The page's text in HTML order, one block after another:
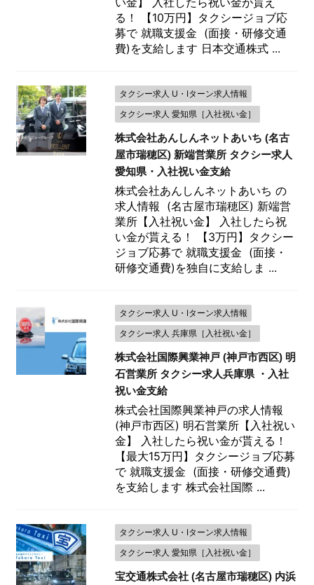
る！ 【10万円】タクシージョブ応
募で 就職支援金 (面接・研修交通
費)を支給します 日本交通株式 ...
タクシー求人 U・Iターン求人情報
タクシー求人 愛知県［入社祝い金］
株式会社あんしんネットあいち (名古
屋市瑞穂区) 新端営業所 タクシー求人
愛知県・入社祝い金支給
株式会社あんしんネットあいち の
求人情報 (名古屋市瑞穂区) 新端営
業所【入社祝い金】 入社したら祝
い金が貰える！ 【3万円】タクシー
ジョブ応募で 就職支援金 (面接・
研修交通費)を独自に支給しま ...
タクシー求人 U・Iターン求人情報
タクシー求人 兵庫県［入社祝い金］
株式会社国際興業神戸 (神戸市西区) 明
石営業所 タクシー求人兵庫県 ・入社
祝い金支給
株式会社国際興業神戸の求人情報
(神戸市西区) 明石営業所【入社祝い
金】 入社したら祝い金が貰える！
【最大15万円】タクシージョブ応募
で 就職支援金 (面接・研修交通費)
を支給します 株式会社国際 ...
タクシー求人 U・Iターン求人情報
タクシー求人 愛知県［入社祝い金］
宝交通株式会社 (名古屋市瑞穂区) 内浜